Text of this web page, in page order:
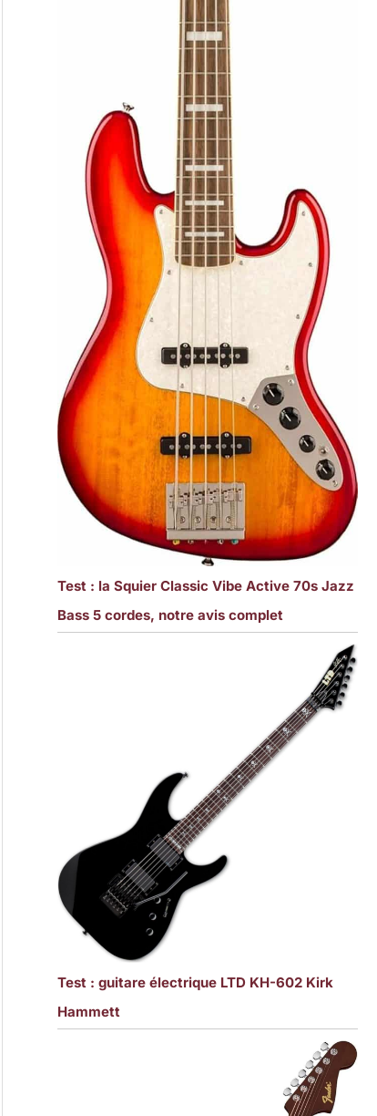
Test : la Squier Classic Vibe Active 70s Jazz
Bass 5 cordes, notre avis complet
Test : guitare électrique LTD KH-602 Kirk
Hammett